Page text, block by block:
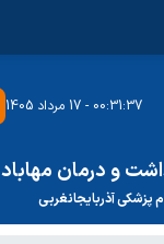
00:31:37 - 17 مرداد 1405
و درمان مهاباد
پزشکی آذربایجانغربی